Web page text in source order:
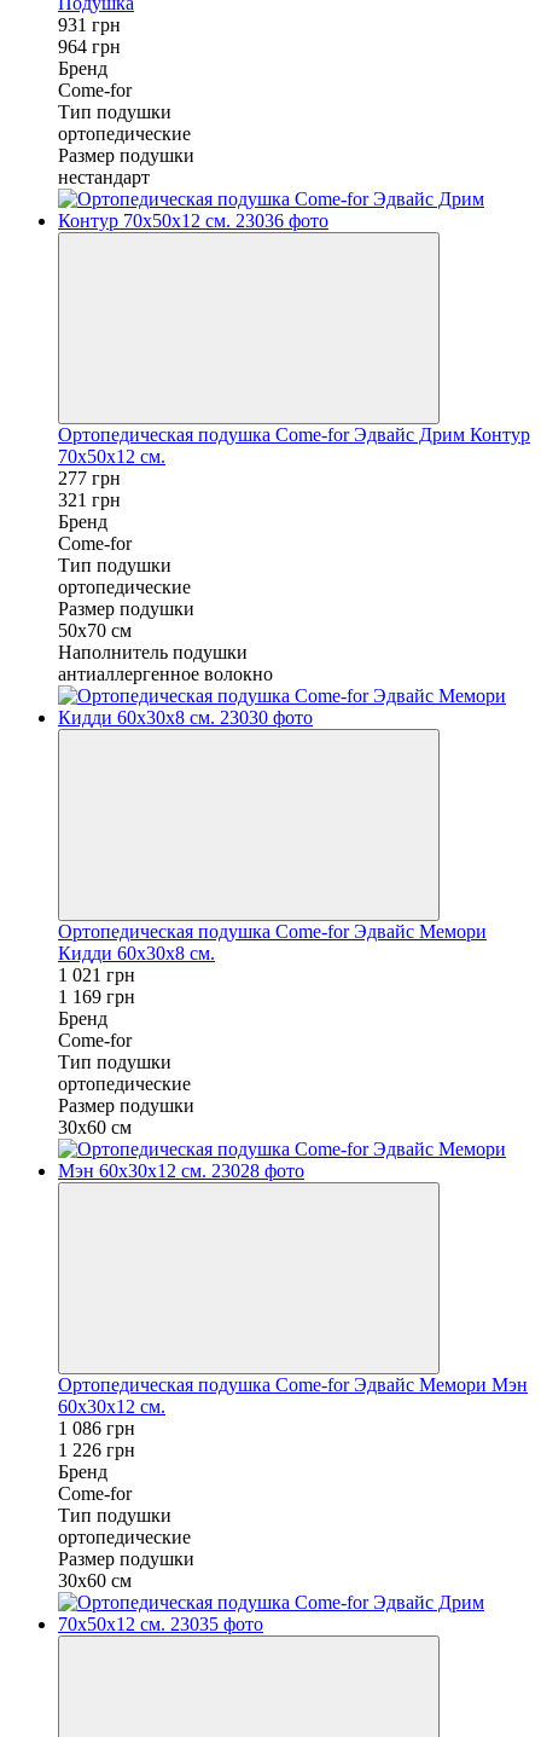
931 грн
964 грн
Бренд
Come-for
Тип подушки
ортопедические
Размер подушки
нестандарт
Ортопедическая подушка Come-for Эдвайс Дрим Контур
70х50х12 см.
277 грн
321 грн
Бренд
Come-for
Тип подушки
ортопедические
Размер подушки
50x70 см
Наполнитель подушки
антиаллергенное волокно
Ортопедическая подушка Come-for Эдвайс Мемори
Кидди 60х30х8 см.
1 021 грн
1 169 грн
Бренд
Come-for
Тип подушки
ортопедические
Размер подушки
30х60 см
Ортопедическая подушка Come-for Эдвайс Мемори Мэн
60х30х12 см.
1 086 грн
1 226 грн
Бренд
Come-for
Тип подушки
ортопедические
Размер подушки
30х60 см